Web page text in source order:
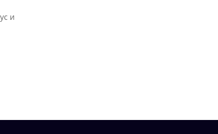
и